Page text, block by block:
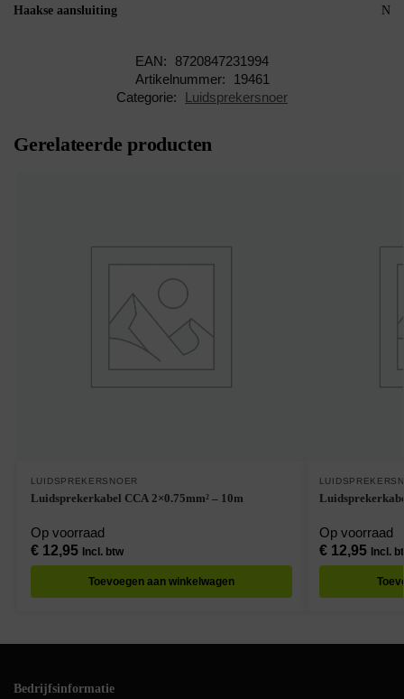
Haakse aansluiting N
EAN:
8720847231994
Artikelnummer:
19461
Categorie:
Luidsprekersnoer
Gerelateerde producten
LUIDSPREKERSNOER
Luidsprekerkabel CCA 2×0.75mm² – 10m
Op voorraad
€12,95 Incl. btw
Toevoegen aan winkelwagen
Op voorraad
€12,95 Incl.
Bedrijfsinformatie